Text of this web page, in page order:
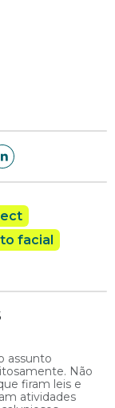
facial
assunto
Não
firam leis e
atividades